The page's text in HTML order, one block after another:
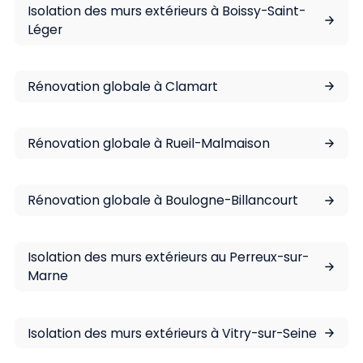
Isolation des murs extérieurs à Boissy-Saint-
Léger
Rénovation globale à Clamart
Rénovation globale à Rueil-Malmaison
Rénovation globale à Boulogne-Billancourt
Isolation des murs extérieurs au Perreux-sur-
Marne
Isolation des murs extérieurs à Vitry-sur-Seine